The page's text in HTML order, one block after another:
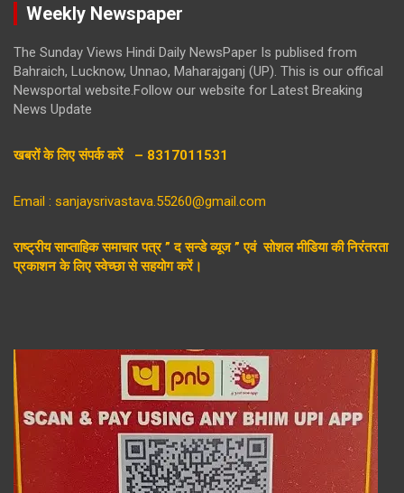
Weekly Newspaper
The Sunday Views Hindi Daily NewsPaper Is publised from
Bahraich, Lucknow, Unnao, Maharajganj (UP). This is our offical
Newsportal website.Follow our website for Latest Breaking
News Update
खबरों के लिए संपर्क करें – 8317011531
Email : sanjaysrivastava.55260@gmail.com
राष्ट्रीय साप्ताहिक समाचार पत्र ” द सन्डे व्यूज ” एवं सोशल मीडिया की निरंतरता
प्रकाशन के लिए स्वेच्छा से सहयोग करें।